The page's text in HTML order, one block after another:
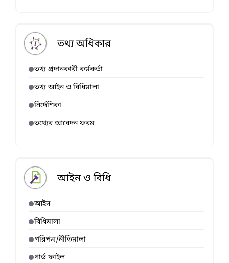
তথ্য অধিকার
তথ্য প্রদানকারী কর্মকর্তা
তথ্য আইন ও বিধিমালা
নির্দেশিকা
তথ্যের আবেদন ফরম
আইন ও বিধি
আইন
বিধিমালা
পরিপত্র/নীতিমালা
গার্ড ফাইল